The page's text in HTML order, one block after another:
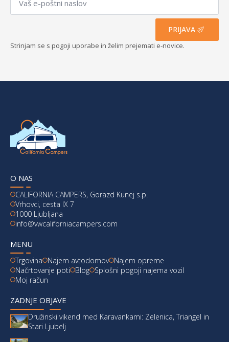
PRIJAVA
Strinjam se s pogoji uporabe in želim prejemati e-novice.
O NAS
CALIFORNIA CAMPERS, Gorazd Kunej s.p.
Vrhovci, cesta IX 7
1000 Ljubljana
info@vwcaliforniacampers.com
MENU
Trgovina Najem avtodomov Najem opreme
Načrtovanje poti
Blog Splošni pogoji najema vozil
Moj račun
ZADNJE OBJAVE
Družinski vikend med Karavankami: Zelenica, Triangel in
Stari Ljubelj